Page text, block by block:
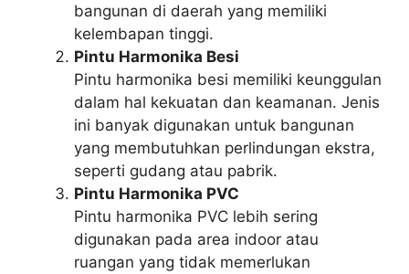
bangunan di daerah yang memiliki
kelembapan tinggi.
Pintu Harmonika Besi
Pintu harmonika besi memiliki keunggulan
dalam hal kekuatan dan keamanan. Jenis
ini banyak digunakan untuk bangunan
yang membutuhkan perlindungan ekstra,
seperti gudang atau pabrik.
Pintu Harmonika PVC
Pintu harmonika PVC lebih sering
digunakan pada area indoor atau
ruangan yang tidak memerlukan